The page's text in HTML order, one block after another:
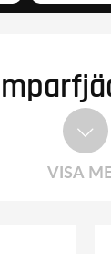
VISA